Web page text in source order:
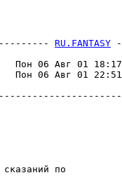
RU.FANTASY -
06 Авг 01 18:17
Авг 01 22:51
по